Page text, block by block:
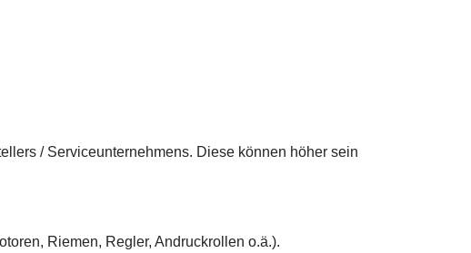
/ Serviceunternehmens. Diese können höher sein
Riemen, Regler, Andruckrollen o.ä.).